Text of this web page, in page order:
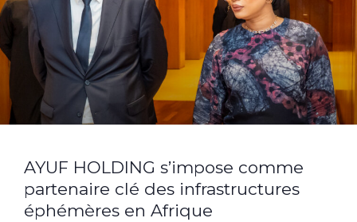
AYUF HOLDING s’impose comme
partenaire clé des infrastructures
éphémères en Afrique